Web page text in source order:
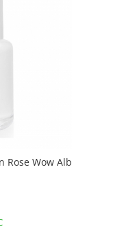
Rose Wow Alb